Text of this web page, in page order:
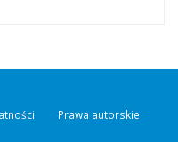
Prawa autorskie